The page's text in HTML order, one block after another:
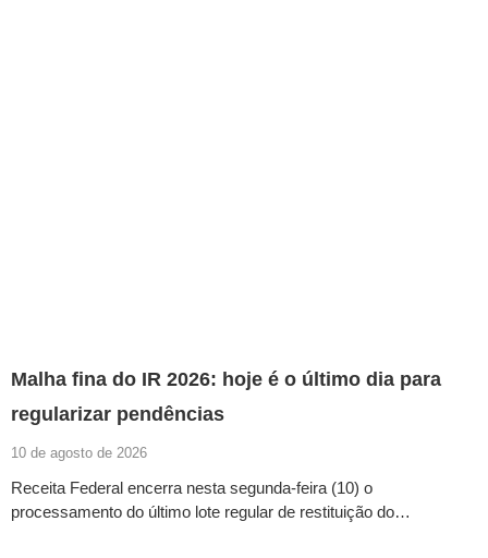
Malha fina do IR 2026: hoje é o último dia para
regularizar pendências
10 de agosto de 2026
Receita Federal encerra nesta segunda-feira (10) o
processamento do último lote regular de restituição do…